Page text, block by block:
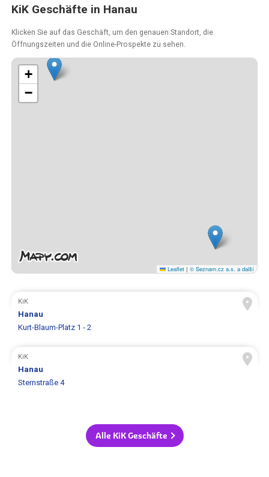
KiK Geschäfte in Hanau
Klicken Sie auf das Geschäft, um den genauen Standort, die
Öffnungszeiten und die Online-Prospekte zu sehen.
+
−
Leaflet | © Seznam.cz a.s. a další
KiK
Hanau
Kurt-Blaum-Platz 1 - 2
KiK
Hanau
Sternstraße 4
Alle KiK Geschäfte